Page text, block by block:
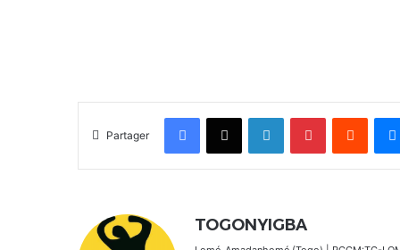
Partager
FacebookX Linkedin PinterestReddit
TOGONYIGBA